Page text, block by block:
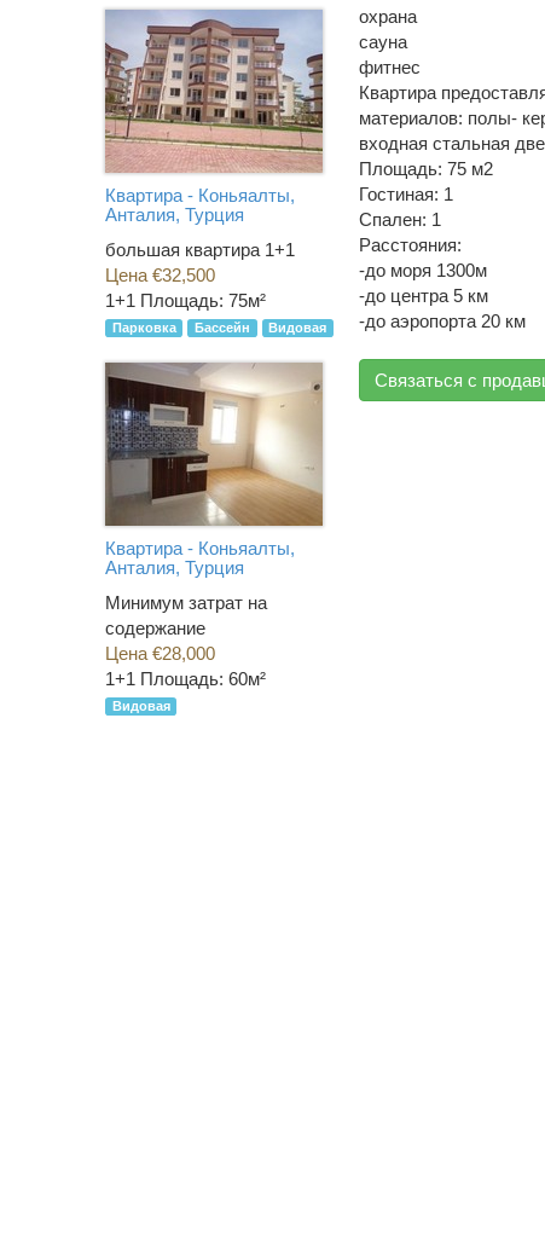
охрана
сауна
фитнес
Квартира
материалов: полы-
входная стальная
Площадь: 75 м2
Гостиная: 1
Спален: 1
Расстояния:
-до моря 1300м
-до центра 5 км
-до аэропорта 20 км
Связаться с
Квартира - Коньяалты,
Анталия, Турция
большая квартира 1+1
Цена €32,500
1+1 Площадь: 75м²
Парковка Бассейн Видовая
Квартира - Коньяалты,
Анталия, Турция
Минимум затрат на
содержание
Цена €28,000
1+1 Площадь: 60м²
Видовая